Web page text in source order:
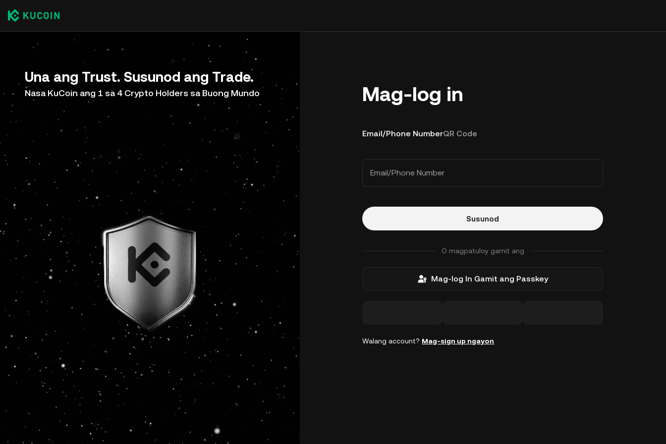
Una ang Trust. Susunod ang Trade.
Nasa KuCoin ang 1 sa 4 Crypto Holders sa Buong Mundo Mag-log in
Email/Phone NumberQR Code
Email/Phone Number
Susunod
O magpatuloy gamit ang
Mag-log In Gamit ang Passkey
Walang account? Mag-sign up ngayon